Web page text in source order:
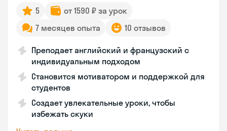
5
от 1590 ₽ за урок
7 месяцев опыта
10 отзывов
Преподает английский и французский с
индивидуальным подходом
Становится мотиватором и поддержкой для
студентов
Создает увлекательные уроки, чтобы
избежать скуки